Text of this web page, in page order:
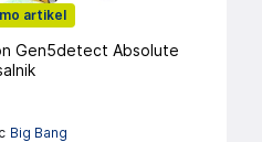
artikel
Gen5detect Absolute
Big Bang